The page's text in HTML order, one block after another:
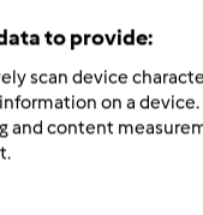
to provide:
scan device
on a device.
and content